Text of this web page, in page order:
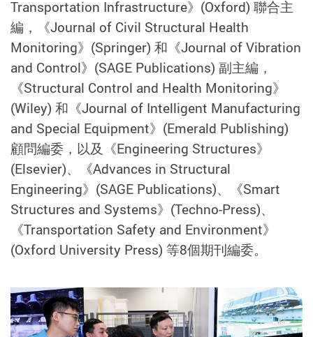
Transportation Infrastructure》(Oxford) 聯合主
編，《Journal of Civil Structural Health
Monitoring》(Springer) 和《Journal of Vibration
and Control》(SAGE Publications) 副主編，
《Structural Control and Health Monitoring》
(Wiley) 和《Journal of Intelligent Manufacturing
and Special Equipment》(Emerald Publishing)
顧問編委，以及《Engineering Structures》
(Elsevier)、《Advances in Structural
Engineering》(SAGE Publications)、《Smart
Structures and Systems》(Techno-Press)、
《Transportation Safety and Environment》
(Oxford University Press) 等8個期刊編委。